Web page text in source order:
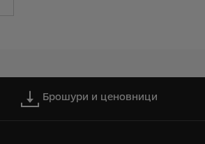
Брошури и ценовници